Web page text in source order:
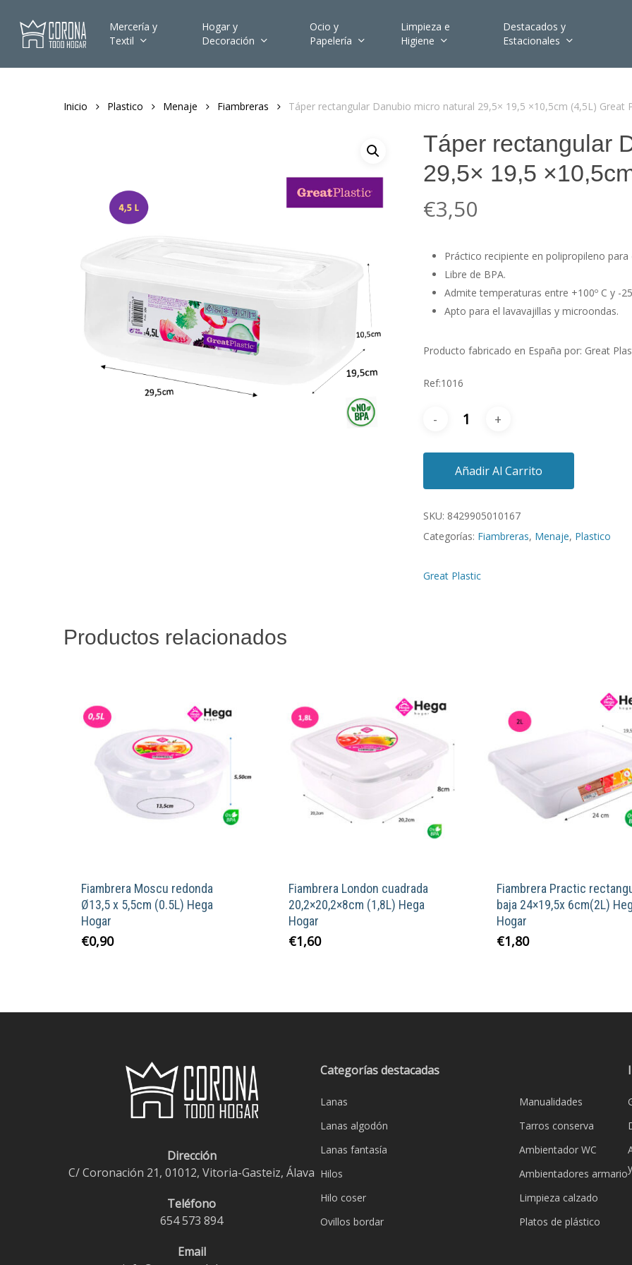
Mercería y
Textil
Hogar y
Decoración
Ocio y
Papelería
Limpieza e
Higiene
Destacados y
Estacionales
Inicio Plastico Menaje Fiambreras Táper rectangular Danubio micro natural 29,5× 19,5 ×10,5cm (4,5L) Great
Táper rectangular
29,5× 19,5
€3,50
Práctico recipiente en polipropileno
Libre de BPA.
Admite temperaturas entre +100º C y -
Apto para el lavavajillas y microondas.
Producto fabricado en España por: Great
Ref:1016
Añadir Al Carrito
SKU: 8429905010167
Categorías: Fiambreras, Menaje, Plastico
Great Plastic
Productos relacionados
Fiambrera Moscu redonda
Ø13,5 x 5,5cm (0.5L) Hega
Hogar
€0,90
Fiambrera London cuadrada
20,2×20,2×8cm (1,8L) Hega
Hogar
€1,60
Fiambrera Practic
baja 24×19,5x 6cm(2L)
Hogar
€1,80
Dirección
C/ Coronación 21, 01012, Vitoria-Gasteiz, Álava
Teléfono
654 573 894
Email
Categorías destacadas
Lanas
Lanas algodón
Lanas fantasía
Hilos
Hilo coser
Ovillos bordar
Manualidades
Tarros conserva
Ambientador WC
Ambientadores armario
Limpieza calzado
Platos de plástico